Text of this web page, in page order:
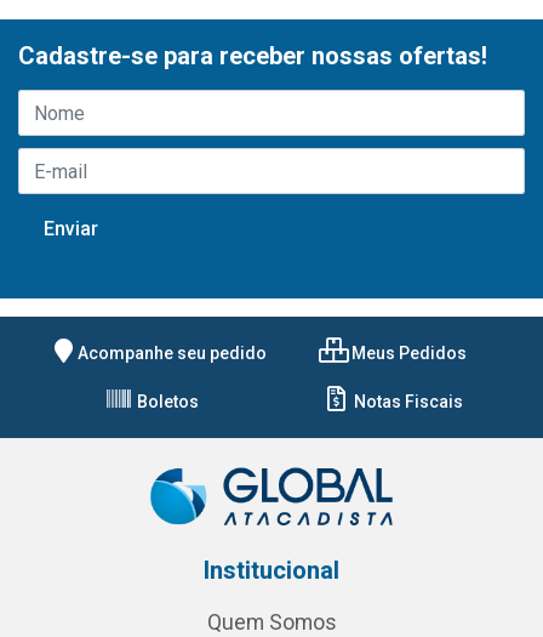
Cadastre-se para receber nossas ofertas!
Acompanhe seu pedido Meus Pedidos
Boletos Notas Fiscais
Institucional
Quem Somos